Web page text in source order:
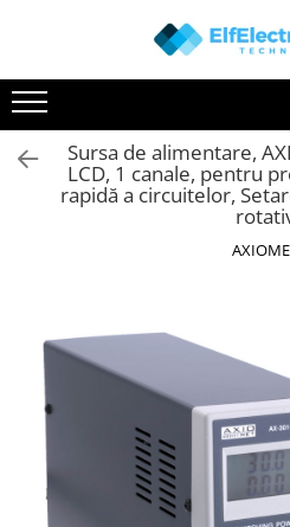
Toate Produsele
Audio
Auto
Instrumente de masura si control
Surse de alimentare
Termometre
Testere
Osciloscoape
Accesorii
Osciloscoape AXIOMET
Sursa de alimentare,
LCD, 1 canale, pentru
rapidă a circuitelor,